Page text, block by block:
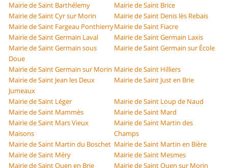
Mairie de Saint Barthélemy
Mairie de Saint Brice
Mairie de Saint Cyr sur Morin
Mairie de Saint Denis lès Rebais
Mairie de Saint Fargeau PonthierryMairie de Saint Fiacre
Mairie de Saint Germain Laval
Mairie de Saint Germain Laxis
Mairie de Saint Germain sous
Doue
Mairie de Saint Germain sur École
Mairie de Saint Germain sur Morin Mairie de Saint Hilliers
Mairie de Saint Jean les Deux
Jumeaux
Mairie de Saint Just en Brie
Mairie de Saint Léger
Mairie de Saint Loup de Naud
Mairie de Saint Mammès
Mairie de Saint Mard
Mairie de Saint Mars Vieux
Maisons
Mairie de Saint Martin des
Champs
Mairie de Saint Martin du Boschet Mairie de Saint Martin en Bière
Mairie de Saint Méry
Mairie de Saint Mesmes
Mairie de Saint Ouen en Brie
Mairie de Saint Ouen sur Morin